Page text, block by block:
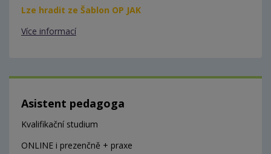
Lze hradit ze Šablon OP JAK
Více informací
Asistent pedagoga
Kvalifikační studium
ONLINE i prezenčně + praxe